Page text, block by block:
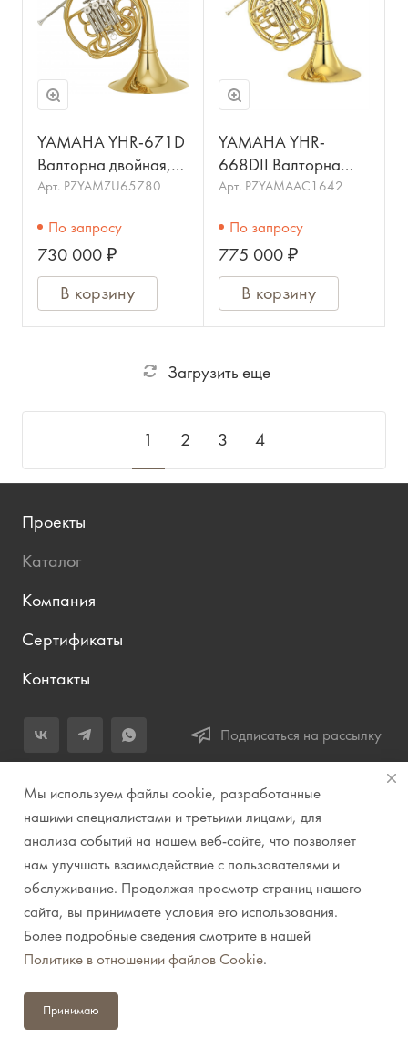
YAMAHA YHR-671D
Валторна двойная,
строй F/Bb, съемный
Арт. PZYAMZU65780
По запросу
730 000 ₽
В корзину
YAMAHA YHR-
668DII Валторна
двойная, строй F/Bb,
Арт. PZYAMAAC1642
По запросу
775 000 ₽
В корзину
Загрузить еще
1 2 3 4
Проекты
Каталог
Компания
Сертификаты
Контакты
Подписаться на рассылку
+7 (343) 283-04-11
Заказать звонок
info@prirodazvuka.ru
620144, г. Екатеринбург, ул. Хохрякова, д. 98, салон 27, ТЦ
«Весенний», 2 этаж, Центральный вход с ул. Куйбышева
© 2007-2026 Компания "Природа звука" // Звук. Свет.
Видео. Комплексные решения. Музыкальные
инструменты
Политика конфиденциальности
Мы используем файлы cookie, разработанные
нашими специалистами и третьими лицами, для
анализа событий на нашем веб-сайте, что позволяет
нам улучшать взаимодействие с пользователями и
обслуживание. Продолжая просмотр страниц нашего
сайта, вы принимаете условия его использования.
Более подробные сведения смотрите в нашей
Политике в отношении файлов Cookie.
Принимаю